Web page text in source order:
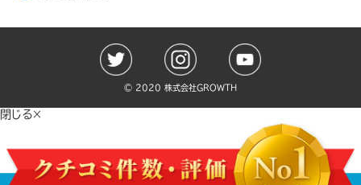
©️ 2020 株式会社GROWTH
閉じる×